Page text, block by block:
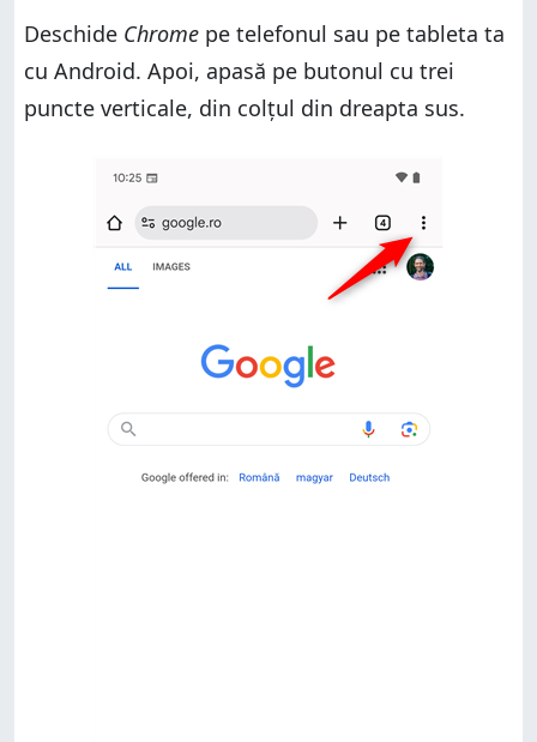
Deschide Chrome pe telefonul sau pe tableta ta
cu Android. Apoi, apasă pe butonul cu trei
puncte verticale, din colțul din dreapta sus.